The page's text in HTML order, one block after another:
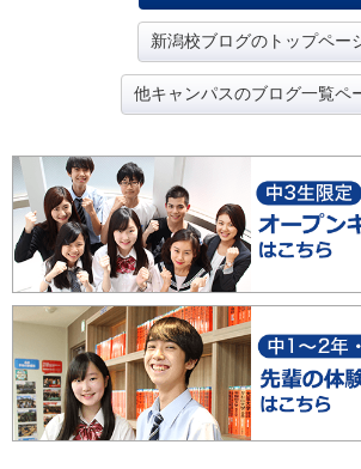
新潟校ブログのトップペー
他キャンパスのブログ一覧ペ